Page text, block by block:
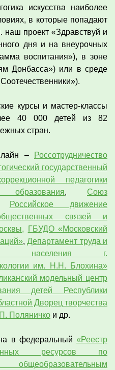
искусства наиболее
в которые попадают
наш проект «Здравствуй и
дня и на внеурочных
воспитания»), в зоне
Донбасса») или в среде
курсы и мастер-классы
40 000 детей из 82
стран.
–
Россотрудничество
государственный
педагогики
,Союз
Российское движение
связей и
ГБУДО «Московский
, Департамент труда и
населения г.
им. Н.Н. Блохина»
модельный центр
детей Республики
Дворец творчества
Поляничко и др.
в федеральный «Реестр
ресурсов по